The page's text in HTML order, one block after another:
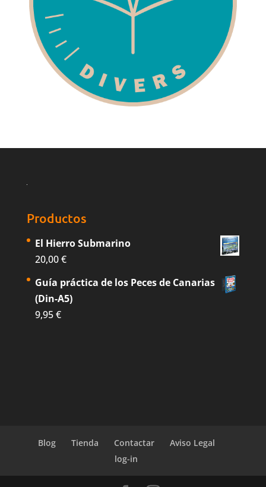
Productos
El Hierro Submarino
20,00€
Guía práctica de los Peces de Canarias
(Din-A5)
9,95€
Blog Tienda Contactar
Aviso Legal
log-in